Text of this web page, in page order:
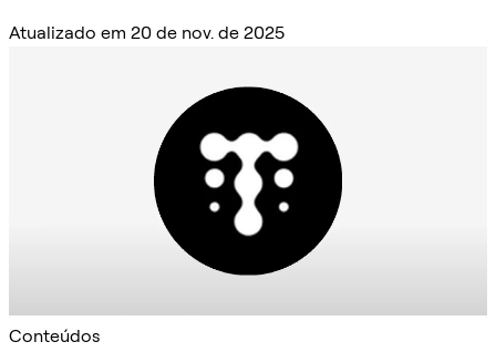
Atualizado em 20 de nov. de 2025
Conteúdos